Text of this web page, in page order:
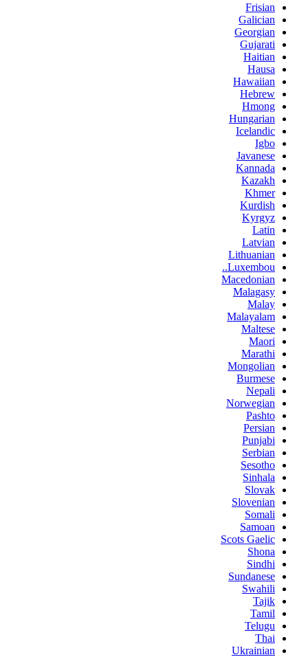
Frisian
Galician
Georgian
Gujarati
Haitian
Hausa
Hawaiian
Hebrew
Hmong
Hungarian
Icelandic
Igbo
Javanese
Kannada
Kazakh
Khmer
Kurdish
Kyrgyz
Latin
Latvian
Lithuanian
Luxembou..
Macedonian
Malagasy
Malay
Malayalam
Maltese
Maori
Marathi
Mongolian
Burmese
Nepali
Norwegian
Pashto
Persian
Punjabi
Serbian
Sesotho
Sinhala
Slovak
Slovenian
Somali
Samoan
Scots Gaelic
Shona
Sindhi
Sundanese
Swahili
Tajik
Tamil
Telugu
Thai
Ukrainian